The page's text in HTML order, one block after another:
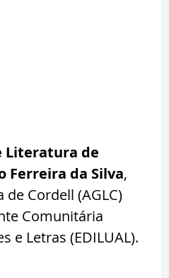
Literatura de
Ferreira da Silva,
Cordell (AGLC)
Comunitária
e Letras (EDILUAL).